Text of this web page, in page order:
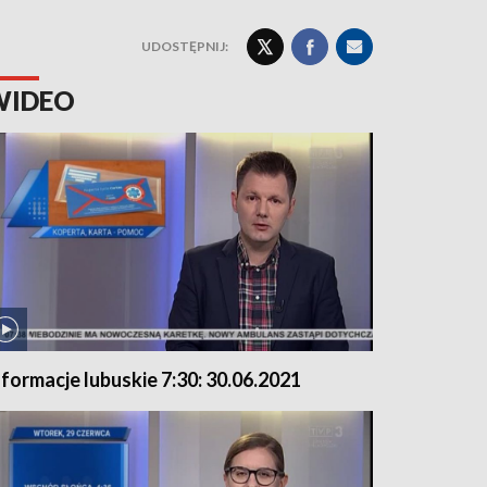
UDOSTĘPNIJ:
lubuskie 7:30: 30.06.2021